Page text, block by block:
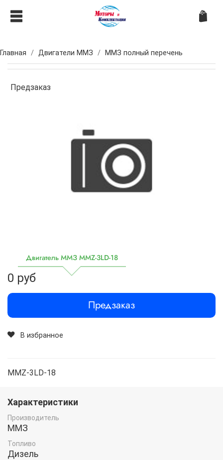
Главная Двигатели ММЗ ММЗ полный перечень
Предзаказ
Двигатель ММЗ MMZ-3LD-18
0 руб
Предзаказ
В избранное
MMZ-3LD-18
Характеристики
Производитель
ММЗ
Топливо
Дизель